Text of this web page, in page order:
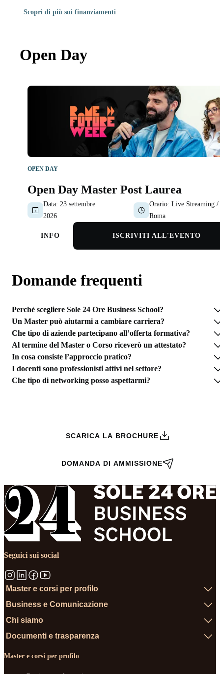
Scopri di più sui finanziamenti
Open Day
OPEN DAY
Open Day Master Post Laurea
Data: 23 settembre
2026
Orario: Live Streaming /
Roma
INFO ISCRIVITI ALL'EVENTO
Domande frequenti
Perché scegliere Sole 24 Ore Business School?
Un Master può aiutarmi a cambiare carriera?
Che tipo di aziende partecipano all’offerta formativa?
Al termine del Master o Corso riceverò un attestato?
In cosa consiste l’approccio pratico?
I docenti sono professionisti attivi nel settore?
Che tipo di networking posso aspettarmi?
SCARICA LA BROCHURE
DOMANDA DI AMMISSIONE
Seguici sui social
Master e corsi per profilo
Business e Comunicazione
Chi siamo
Documenti e trasparenza
Master e corsi per profilo